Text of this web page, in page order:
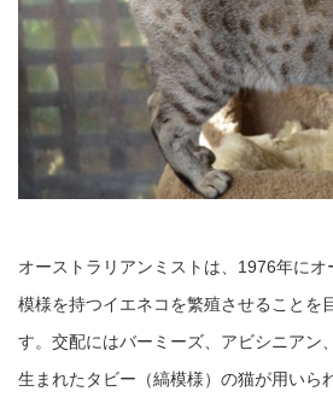
オーストラリアンミストは、 1976年にオ
模様を持つイエネコを繁殖させることを
す。交配にはバーミーズ、アビシニアン
生まれたタビー（縞模様）の猫が用いら